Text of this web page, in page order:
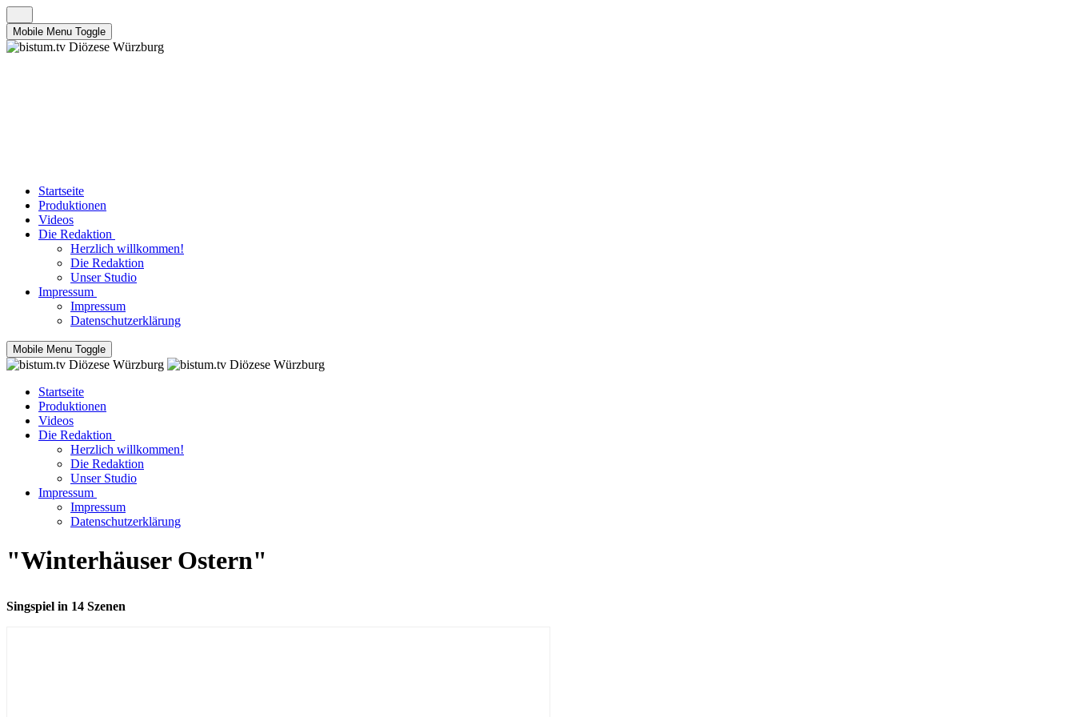
Mobile Menu Toggle
Startseite
Produktionen
Videos
Die Redaktion
Herzlich willkommen!
Die Redaktion
Unser Studio
Impressum
Impressum
Datenschutzerklärung
Mobile Menu Toggle
Startseite
Produktionen
Videos
Die Redaktion
Herzlich willkommen!
Die Redaktion
Unser Studio
Impressum
Impressum
Datenschutzerklärung
"Winterhäuser Ostern"
Singspiel in 14 Szenen